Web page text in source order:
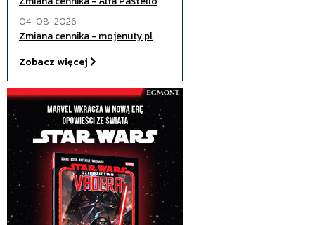
04-08-2026
Zmiana cennika - mojenuty.pl
Zobacz więcej